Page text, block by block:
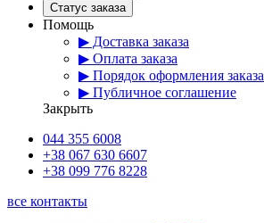
Статус заказа
Помощь
▶ Доставка заказа
▶ Оплата заказа
▶ Порядок оформления заказа
▶ Публичное соглашение
Закрыть
044 355 6008
+38 067 630 6607
+38 099 776 8228
все контакты